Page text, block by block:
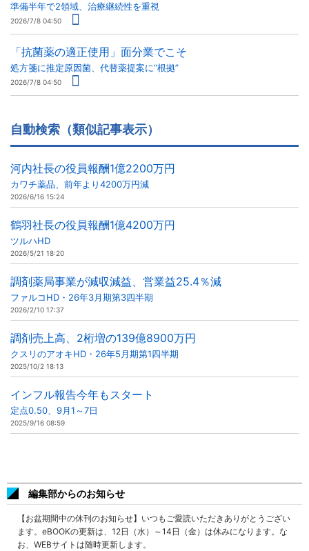
準備半年で2領域、治療継続性を重視
2026/7/8 04:50
「抗菌薬の適正使用」面分業でこそ
処方箋に推定原因菌、代替薬提案に“根拠”
2026/7/8 04:50
自動検索（類似記事表示）
河内社長の役員報酬1億2200万円
カワチ薬品、前年より4200万円減
2026/6/16 15:24
鶴羽社長の役員報酬1億4200万円
ツルハHD
2026/5/21 18:20
調剤薬局事業が減収減益、営業益25.4％減
ファルコHD・26年3月期第3四半期
2026/2/10 17:37
調剤売上高、2桁増の139億8900万円
クスリのアオキHD・26年5月期第1四半期
2025/10/2 18:13
インフル報告今年もスタート
定点0.50、9月1～7日
2025/9/16 08:59
編集部からのお知らせ
【お盆期間中の休刊のお知らせ】いつもご愛読いただきありがとうござい
ます。eBOOKの更新は、12日（水）～14日（金）は休みになります。な
お、WEBサイトは随時更新します。